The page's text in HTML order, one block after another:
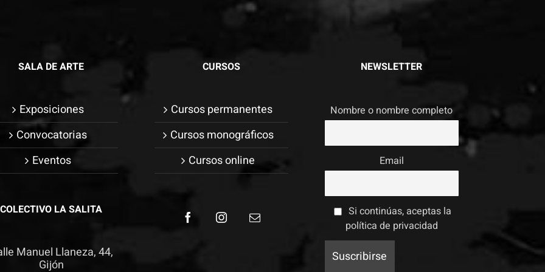
SALA DE ARTE
Exposiciones
Convocatorias
Eventos
COLECTIVO LA SALITA
Manuel Llaneza, 44,
Gijón
CURSOS
Cursos permanentes
Cursos monográficos
Cursos online
NEWSLETTER
Nombre o nombre completo
Email
Si continúas, aceptas la
política de privacidad